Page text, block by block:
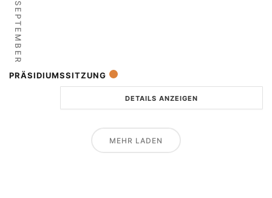
SEPTEMBER
PRÄSIDIUMSSITZUNG
DETAILS ANZEIGEN
MEHR LADEN